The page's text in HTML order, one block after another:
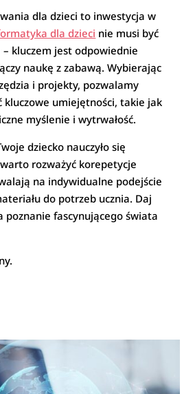
dla dzieci to inwestycja w
dla dzieci nie musi być
kluczem jest odpowiednie
naukę z zabawą. Wybierając
i projekty, pozwalamy
kluczowe umiejętności, takie jak
myślenie i wytrwałość.
dziecko nauczyło się
rozważyć korepetycje
na indywidualne podejście
do potrzeb ucznia. Daj
poznanie fascynującego świata